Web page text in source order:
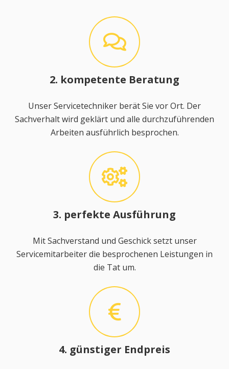
2. kompetente Beratung
Unser Servicetechniker berät Sie vor Ort. Der
Sachverhalt wird geklärt und alle durchzuführenden
Arbeiten ausführlich besprochen.
3. perfekte Ausführung
Mit Sachverstand und Geschick setzt unser
Servicemitarbeiter die besprochenen Leistungen in
die Tat um.
4. günstiger Endpreis